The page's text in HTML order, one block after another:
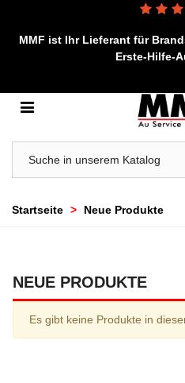
MMF ist Ihr Lieferant für
Erste-Hilfe-
Startseite > Neue Produkte
NEUE PRODUKTE
Es gibt keine Produkte in